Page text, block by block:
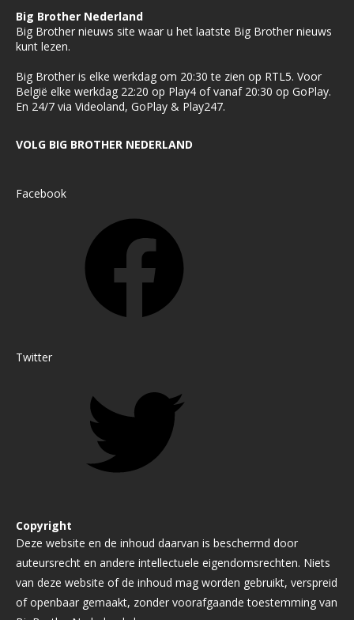
Big Brother Nederland
Big Brother nieuws site waar u het laatste Big Brother nieuws
kunt lezen.
Big Brother is elke werkdag om 20:30 te zien op RTL5. Voor
België elke werkdag 22:20 op Play4 of vanaf 20:30 op GoPlay.
En 24/7 via Videoland, GoPlay & Play247.
VOLG BIG BROTHER NEDERLAND
Facebook
Twitter
Copyright
Deze website en de inhoud daarvan is beschermd door
auteursrecht en andere intellectuele eigendomsrechten. Niets
van deze website of de inhoud mag worden gebruikt, verspreid
of openbaar gemaakt, zonder voorafgaande toestemming van